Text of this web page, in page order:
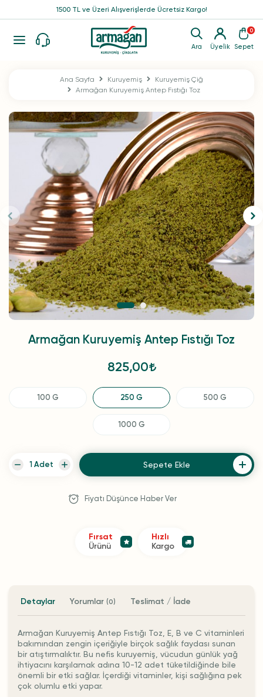
Ara Üyelik
0
Sepet
1500 TL ve Üzeri Alışverişlerde Ücretsiz Kargo!
Ana Sayfa Kuruyemiş
Kuruyemiş Çiğ
Armağan Kuruyemiş Antep Fıstığı Toz
Armağan Kuruyemiş Antep Fıstığı Toz
825,00
100 G 250 G 500 G
1000 G
Sepete Ekle
Fiyatı Düşünce Haber Ver
Fırsat
Ürünü
Hızlı
Kargo
Detaylar Yorumlar (0) Teslimat / İade
Armağan Kuruyemiş Antep Fıstığı Toz, E, B ve C vitaminleri
bakımından zengin içeriğiyle birçok sağlık faydası sunan
bir atıştırmalıktır. Bu nefis kuruyemiş, vücudun günlük yağ
ihtiyacını karşılamak adına 10-12 adet tüketildiğinde bile
önemli bir etki sağlar. İçerdiği vitaminler, kişi sağlığına pek
çok olumlu etki yapar.